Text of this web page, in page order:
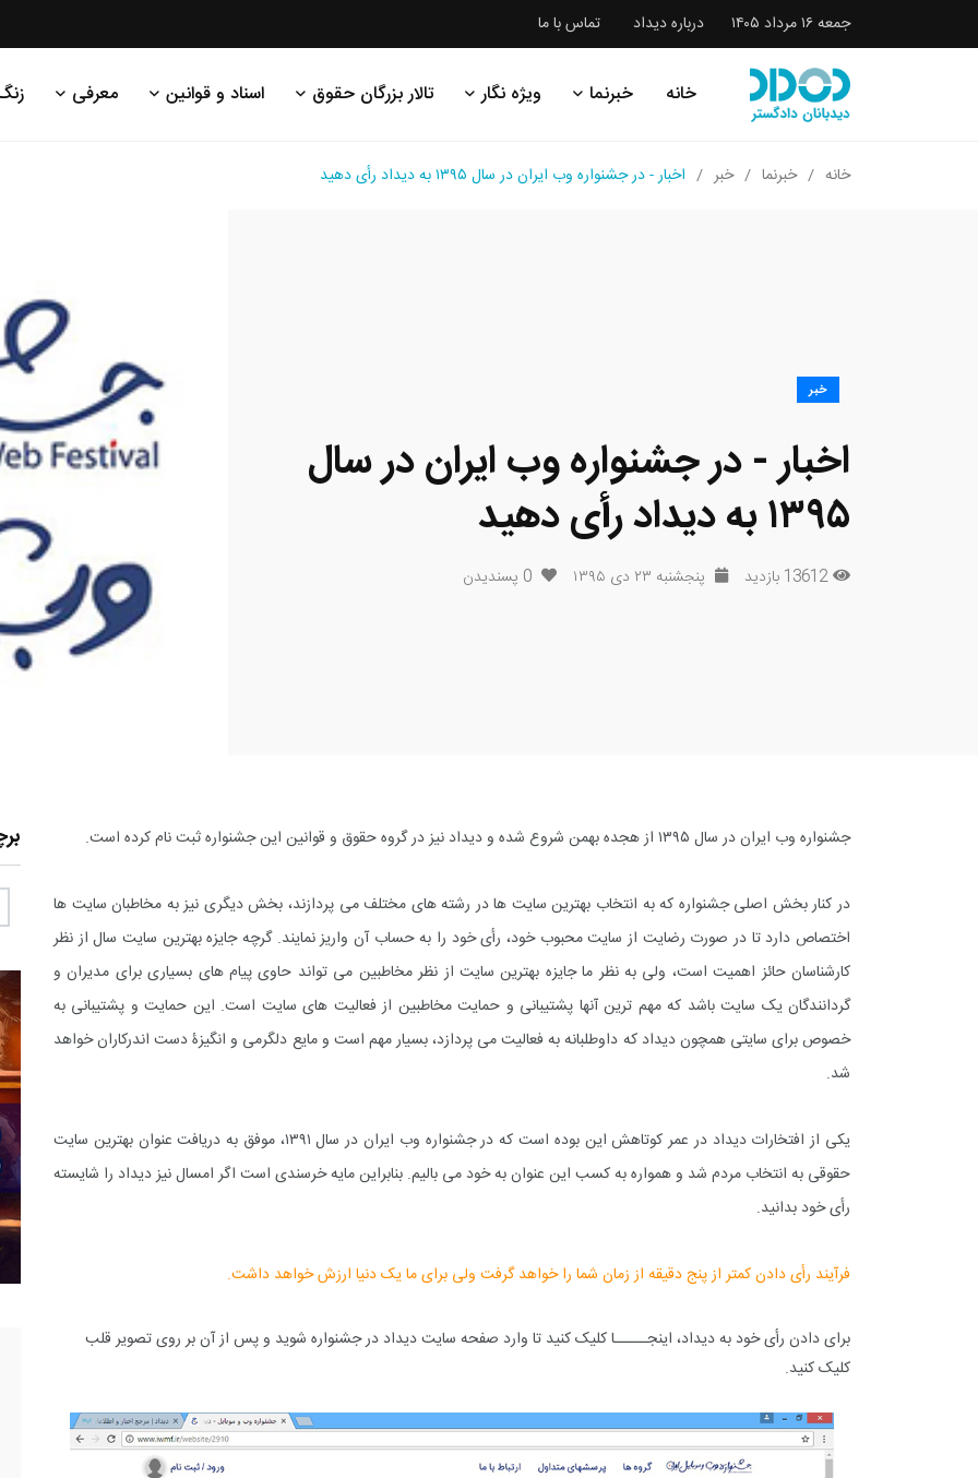
جمعه ۱۶ مرداد ۱۴۰۵ درباره دیداد تماس با ما
خانه خبرنما ویژه نگار تالار بزرگان حقوق اسناد و قوانین معرفی
خانه خبرنما خبر اخبار - در جشنواره وب ایران در سال ۱۳۹۵ به دیداد رأی دهید
خبر
اخبار - در جشنواره وب ایران در سال
۱۳۹۵ به دیداد رأی دهید
13612 بازدید پنجشنبه ۲۳ دی ۱۳۹۵ 0 پسندیدن
جشنواره وب ایران در سال ۱۳۹۵ از هجده بهمن شروع شده و دیداد نیز در گروه حقوق و قوانین این جشنواره ثبت نام کرده است.
در کنار بخش اصلی جشنواره که به انتخاب بهترین سایت ها در رشته های مختلف می پردازند، بخش دیگری نیز به مخاطبان سایت ها
اختصاص دارد تا در صورت رضایت از سایت محبوب خود، رأی خود را به حساب آن واریز نمایند. گرچه جایزه بهترین سایت سال از نظر
کارشناسان حائز اهمیت است، ولی به نظر ما جایزه بهترین سایت از نظر مخاطبین می تواند حاوی پیام های بسیاری برای مدیران و
گردانندگان یک سایت باشد که مهم ترین آنها پشتیبانی و حمایت مخاطبین از فعالیت های سایت است. این حمایت و پشتیبانی به
خصوص برای سایتی همچون دیداد که داوطلبانه به فعالیت می پردازد، بسیار مهم است و مایع دلگرمی و انگیزۀ دست اندرکاران خواهد
شد.
یکی از افتخارات دیداد در عمر کوتاهش این بوده است که در جشنواره وب ایران در سال ۱۳۹۱، موفق به دریافت عنوان بهترین سایت
حقوقی به انتخاب مردم شد و همواره به کسب این عنوان به خود می بالیم. بنابراین مایه خرسندی است اگر امسال نیز دیداد را شایسته
رأی خود بدانید.
فرآیند رأی دادن کمتر از پنج دقیقه از زمان شما را خواهد گرفت ولی برای ما یک دنیا ارزش خواهد داشت.
برای دادن رأی خود به دیداد، اینجـــــاکلیک کنید تا وارد صفحه سایت دیداد در جشنواره شوید و پس از آن بر روی تصویر قلب
کلیک کنید.